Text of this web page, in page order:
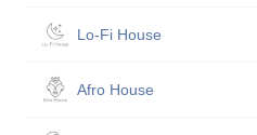
Lo-Fi House
Afro House